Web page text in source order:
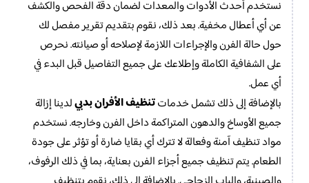
نستخدم أحدث الأدوات والمعدات لضمان دقة الفحص والكشف
عن أي أعطال مخفية. بعد ذلك، نقوم بتقديم تقرير مفصل لك
حول حالة الفرن والإجراءات اللازمة لإصلاحه أو صيانته. نحرص
على الشفافية الكاملة وإطلاعك على جميع التفاصيل قبل البدء في
أي عمل.
بالإضافة إلى ذلك تشمل خدماتتنظيف الأفران بدبيلدينا إزالة
جميع الأوساخ والدهون المتراكمة داخل الفرن وخارجه. نستخدم
مواد تنظيف آمنة وفعالة لا تترك أي بقايا ضارة أو تؤثر على جودة
الطعام. يتم تنظيف جميع أجزاء الفرن بعناية، بما في ذلك الرفوف،